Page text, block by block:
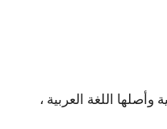
اللغة العربية ،